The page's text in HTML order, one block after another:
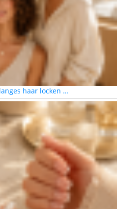
haar locken …